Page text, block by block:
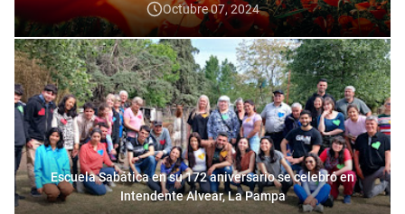
Octubre 07, 2024
Escuela Sabática en su 172 aniversario se celebró en
Intendente Alvear, La Pampa